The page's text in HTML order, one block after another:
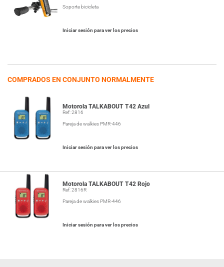
Soporte bicicleta
Iniciar sesión para ver los precios
COMPRADOS EN CONJUNTO NORMALMENTE
Motorola TALKABOUT T42 Azul
Ref: 2816
Pareja de walkies PMR-446
Iniciar sesión para ver los precios
Motorola TALKABOUT T42 Rojo
Ref: 2816R
Pareja de walkies PMR-446
Iniciar sesión para ver los precios